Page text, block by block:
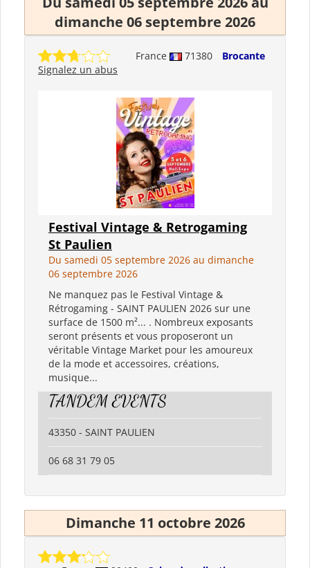
dimanche 06 septembre 2026
France 71380
Brocante
Signalez un abus
Festival Vintage & Retrogaming
St Paulien
Du samedi 05 septembre 2026 au dimanche
06 septembre 2026
Ne manquez pas le Festival Vintage &
Rétrogaming - SAINT PAULIEN 2026 sur une
surface de 1500 m²... . Nombreux exposants
seront présents et vous proposeront un
véritable Vintage Market pour les amoureux
de la mode et accessoires, créations,
musique...
TANDEM EVENTS
43350 - SAINT PAULIEN
06 68 31 79 05
Dimanche 11 octobre 2026